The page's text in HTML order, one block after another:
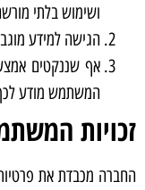
ושימוש בלתי
הגישה למידע
אף שננקטים
המשתמש מודע
זכויות
החברה מכבדת את